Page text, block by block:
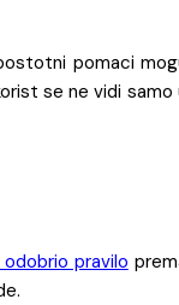
pomaci
se ne vidi samo
pravilo